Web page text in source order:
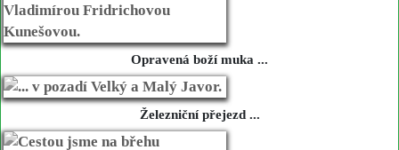
Opravená boží muka ...
Železniční přejezd ...